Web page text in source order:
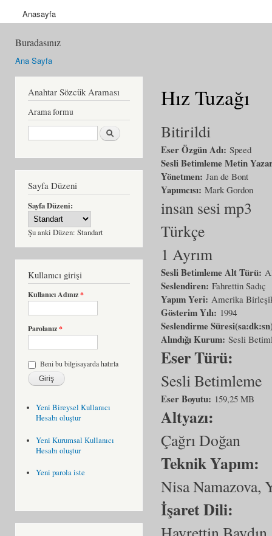
Anasayfa
Buradasınız
Ana Sayfa
Anahtar Sözcük Araması
Arama formu
Ara
Sayfa Düzeni
Sayfa Düzeni:
Şu anki Düzen: Standart
Kullanıcı girişi
Kullanıcı Adınız*
Parolanız*
Beni bu bilgisayarda hatırla
Yeni Bireysel Kullanıcı
Hesabı oluştur
Yeni Kurumsal Kullanıcı
Hesabı oluştur
Yeni parola iste
Hız Tuzağı
Bitirildi
Eser Özgün Adı: Speed
Sesli Betimleme Metin
Yönetmen: Jan de Bont
Yapımcısı: Mark Gordon
insan sesi mp3
Türkçe
1 Ayrım
Sesli Betimleme Alt Türü:
Seslendiren: Fahrettin Sadıç
Yapım Yeri: Amerika
Gösterim Yılı: 1994
Seslendirme
Alındığı Kurum: Sesli
Eser Türü:
Sesli Betimleme
Eser Boyutu: 159,25 MB
Altyazı:
Çağrı Doğan
Teknik Yapım:
Nisa Namazova,
İşaret Dili: